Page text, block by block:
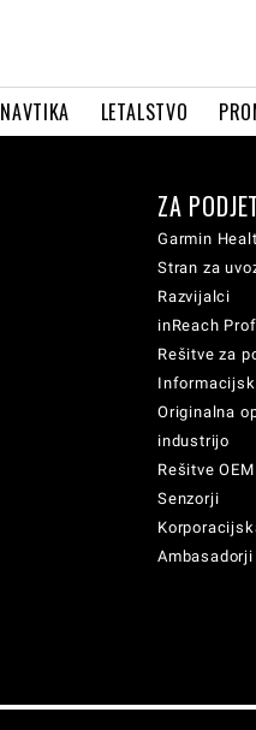
NAVTIKA LETALSTVO
ZA
Garmin
Stran za
Razvijalci
inReach
Rešitve za
Originalna
industrijo
Rešitve
Senzorji